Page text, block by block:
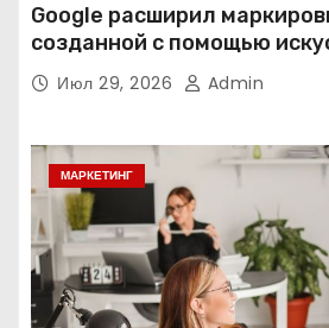
Google расширил
созданной с помощью
интеллекта
Июл 29, 2026 Admin
МАРКЕТИНГ